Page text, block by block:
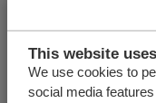
This website
We use cookies to
social media
Meer